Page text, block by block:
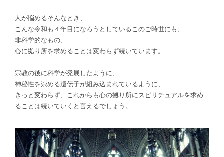
人が悩めるそんなとき、
こんな令和も４年目になろうとしているこのご時世にも、
非科学的なもの、
心に拠り所を求めることは変わらず続いています。
宗教の後に科学が発展したように、
神秘性を崇める遺伝子が組み込まれているように、
きっと変わらず、これからも心の拠り所にスピリチュアルを求め
ることは続いていくと言えるでしょう。